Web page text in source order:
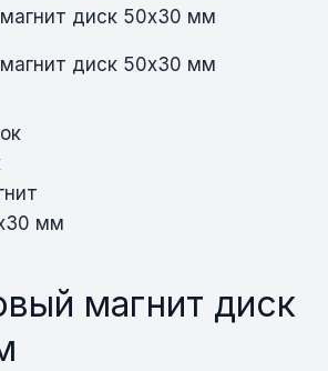
мм
магнит диск